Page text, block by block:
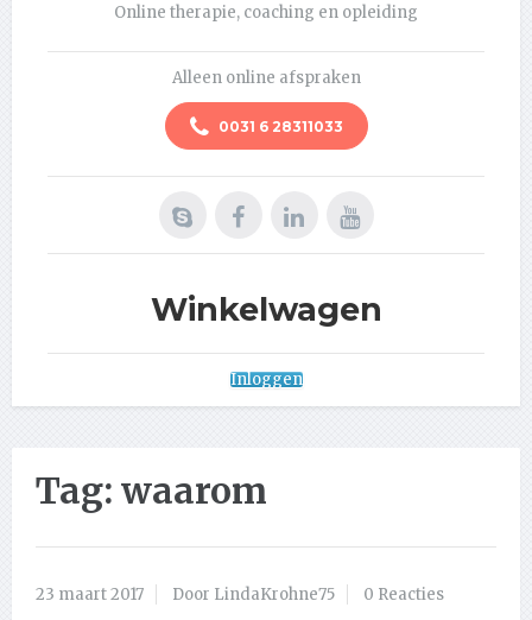
Online therapie, coaching en opleiding
Alleen online afspraken
0031 6 28311033
Winkelwagen
Inloggen
Tag: waarom
23 maart 2017 Door LindaKrohne75 0 Reacties